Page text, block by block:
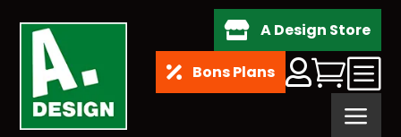
 A Design Store
 Bons Plans b
a